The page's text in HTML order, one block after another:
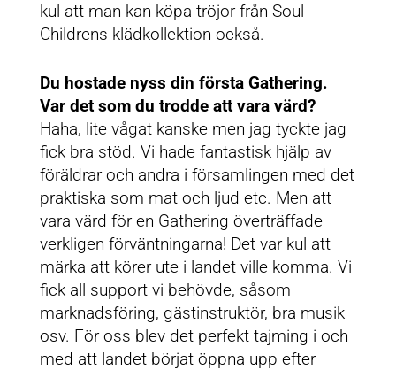
kul att man kan köpa tröjor från Soul
Childrens klädkollektion också.
Du hostade nyss din första Gathering.
Var det som du trodde att vara värd?
Haha, lite vågat kanske men jag tyckte jag
fick bra stöd. Vi hade fantastisk hjälp av
föräldrar och andra i församlingen med det
praktiska som mat och ljud etc. Men att
vara värd för en Gathering överträffade
verkligen förväntningarna! Det var kul att
märka att körer ute i landet ville komma. Vi
fick all support vi behövde, såsom
marknadsföring, gästinstruktör, bra musik
osv. För oss blev det perfekt tajming i och
med att landet börjat öppna upp efter